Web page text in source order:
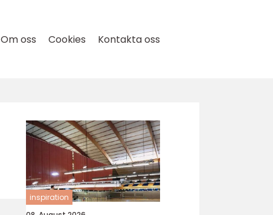
Om oss Cookies Kontakta oss
inspiration